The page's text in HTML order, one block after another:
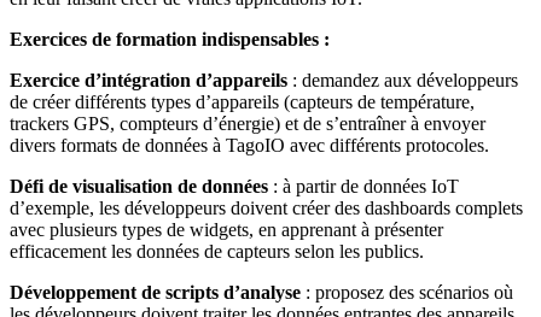
Exercices de formation indispensables :
Exercice d’intégration d’appareils : demandez aux développeurs
de créer différents types d’appareils (capteurs de température,
trackers GPS, compteurs d’énergie) et de s’entraîner à envoyer
divers formats de données à TagoIO avec différents protocoles.
Défi de visualisation de données : à partir de données IoT
d’exemple, les développeurs doivent créer des dashboards complets
avec plusieurs types de widgets, en apprenant à présenter
efficacement les données de capteurs selon les publics.
Développement de scripts d’analyse : proposez des scénarios où